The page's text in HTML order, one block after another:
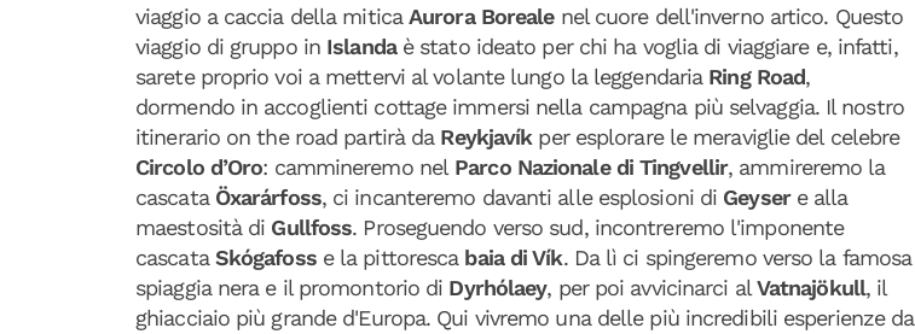
viaggio a caccia della miticaAurora Borealenel cuore dell'inverno artico. Questo
viaggio di gruppo in Islandaè stato ideato per chi ha voglia di viaggiare e, infatti,
sarete proprio voi a mettervi al volante lungo la leggendaria Ring Road,
dormendo in accoglienti cottage immersi nella campagna più selvaggia. Il nostro
itinerario on the road partirà da Reykjavík per esplorare le meraviglie del celebre
Circolo d’Oro: cammineremo nel Parco Nazionale di Tingvellir, ammireremo la
cascata Öxarárfoss, ci incanteremo davanti alle esplosioni di Geyser e alla
maestosità di Gullfoss. Proseguendo verso sud, incontreremo l'imponente
cascata Skógafoss e la pittoresca baia di Vík. Da lì ci spingeremo verso la famosa
spiaggia nera e il promontorio di Dyrhólaey, per poi avvicinarci al Vatnajökull, il
ghiacciaio più grande d'Europa. Qui vivremo una delle più incredibili esperienze da